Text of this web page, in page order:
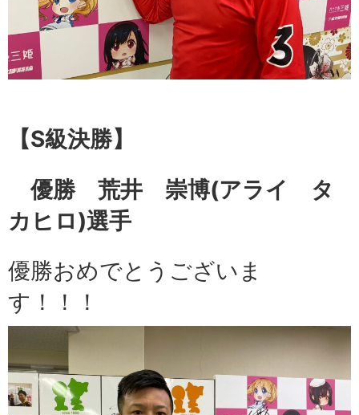
【S級決勝】
優勝 荒井 崇博(アライ タ
カヒロ)選手
優勝おめでとうございま
す！！！